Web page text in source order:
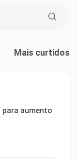
Mais curtidos
aumento